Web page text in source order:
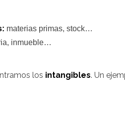
materias primas, stock…
inmueble…
los intangibles. Un